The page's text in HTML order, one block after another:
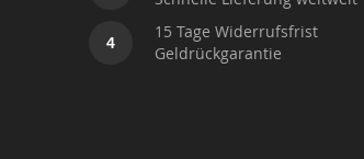
4
15 Tage Widerrufsfrist
Geldrückgarantie